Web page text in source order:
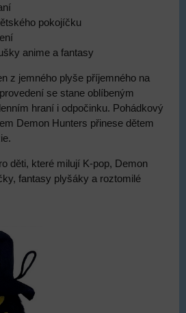
pokojíčku
anime a fantasy
z jemného plyše příjemného na
se stane oblíbeným
hraní i odpočinku. Pohádkový
Demon Hunters přinese dětem
děti, které milují K-pop, Demon
fantasy plyšáky a roztomilé